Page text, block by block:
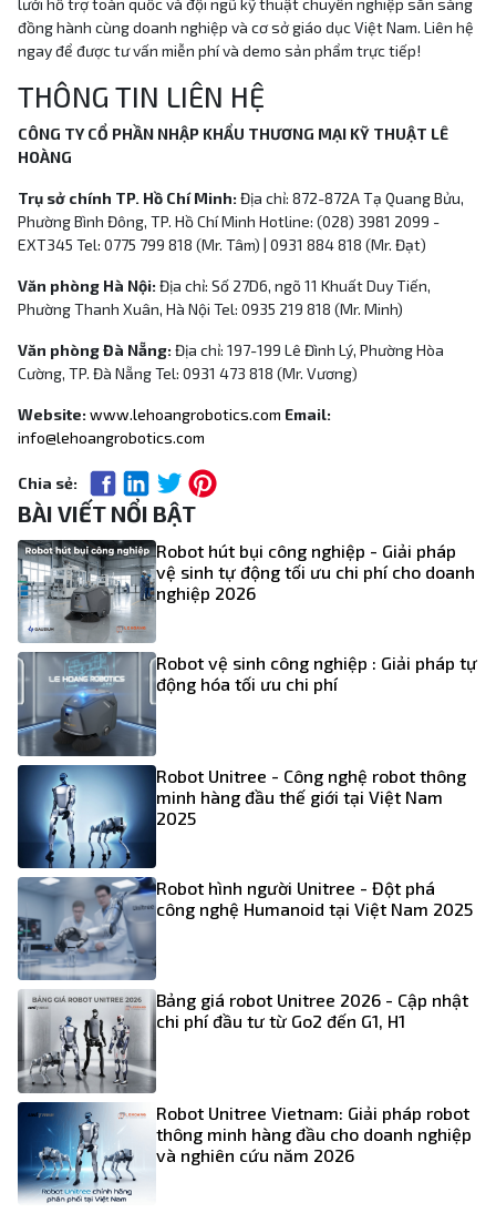
đồng hành cùng doanh nghiệp và cơ sở giáo dục Việt Nam. Liên hệ
ngay để được tư vấn miễn phí và demo sản phẩm trực tiếp!
THÔNG TIN LIÊN HỆ
CÔNG TY CỔ PHẦN NHẬP KHẨU THƯƠNG MẠI KỸ THUẬT LÊ
HOÀNG
Trụ sở chính TP. Hồ Chí Minh: Địa chỉ: 872-872A Tạ Quang Bửu,
Phường Bình Đông, TP. Hồ Chí Minh Hotline: (028) 3981 2099 -
EXT345 Tel: 0775 799 818 (Mr. Tâm) | 0931 884 818 (Mr. Đạt)
Văn phòng Hà Nội: Địa chỉ: Số 27D6, ngõ 11 Khuất Duy Tiến,
Phường Thanh Xuân, Hà Nội Tel: 0935 219 818 (Mr. Minh)
Văn phòng Đà Nẵng: Địa chỉ: 197-199 Lê Đình Lý, Phường Hòa
Cường, TP. Đà Nẵng Tel: 0931 473 818 (Mr. Vương)
Website: www.lehoangrobotics.com Email:
info@lehoangrobotics.com
Chia sẻ:
BÀI VIẾT NỔI BẬT
Robot hút bụi công nghiệp - Giải pháp
vệ sinh tự động tối ưu chi phí cho doanh
nghiệp 2026
Robot vệ sinh công nghiệp : Giải pháp tự
động hóa tối ưu chi phí
Robot Unitree - Công nghệ robot thông
minh hàng đầu thế giới tại Việt Nam
2025
Robot hình người Unitree - Đột phá
công nghệ Humanoid tại Việt Nam 2025
Bảng giá robot Unitree 2026 - Cập nhật
chi phí đầu tư từ Go2 đến G1, H1
Robot Unitree Vietnam: Giải pháp robot
thông minh hàng đầu cho doanh nghiệp
và nghiên cứu năm 2026